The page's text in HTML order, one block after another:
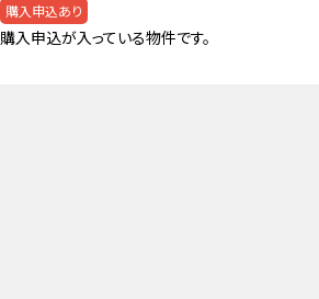
購入申込あり
購入申込が入っている物件です。